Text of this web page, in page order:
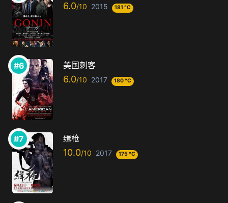
6.0 2015 181 °C
美国刺客
6.0 2017 180 °C
缉枪
10.0 2017 175 °C